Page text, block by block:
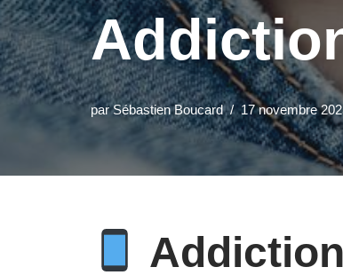
parSébastien Boucard 17 novembre